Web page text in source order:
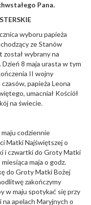
Pana.
wyboru papieża
ze Stanów
został wybrany na
8 maja urasta w tym
II wojny
papieża Leona
umacniał Kościół
na świecie.
maju codziennie
Matki Najświętszej o
i czwartki do Groty Matki
miesiąca maja o godz.
do Groty Matki Bożej
zakończymy
w maju spotykać się przy
apelach Maryjnych o